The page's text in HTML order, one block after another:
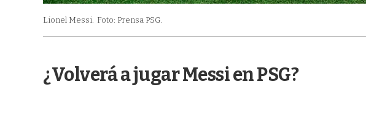
Lionel Messi. Foto: Prensa PSG.
¿Volverá a jugar Messi en PSG?